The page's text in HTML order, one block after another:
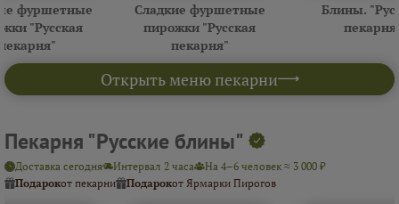
Открыть меню пекарни
фуршетные
"Русская
Сладкие фуршетные
пирожки "Русская
пекарня"
Блины.
Пекарня "Русские блины"
Доставка сегодня Интервал 2 часа
На 4–6 человек ≈ 3 000 ₽
Подарокот пекарни Подарокот Ярмарки Пирогов